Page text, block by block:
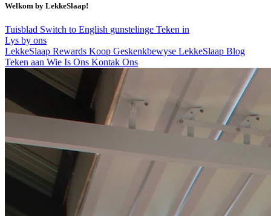
Welkom by LekkeSlaap!
Tuisblad Switch to English gunstelinge Teken in
Lys by ons
LekkeSlaap Rewards Koop Geskenkbewyse LekkeSlaap Blog
Teken aan Wie Is Ons Kontak Ons